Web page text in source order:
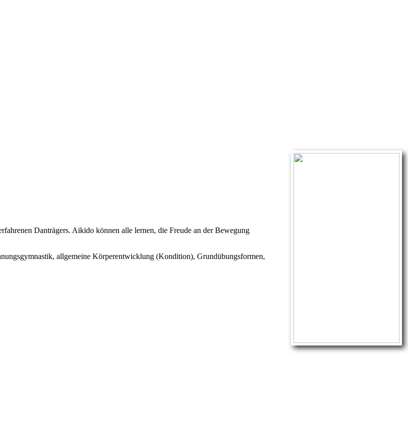
Danträgers. Aikido können alle lernen, die Freude an der Bewegung
allgemeine Körperentwicklung (Kondition), Grundübungsformen,